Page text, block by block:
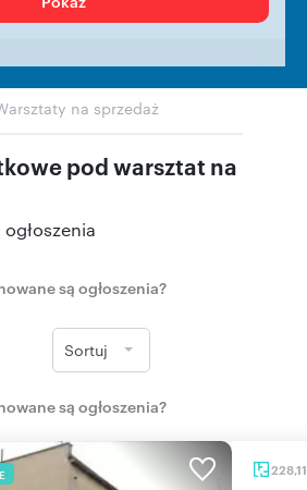
na sprzedaż
pod warsztat na
ogłoszenia
są ogłoszenia?
Sortuj
są ogłoszenia?